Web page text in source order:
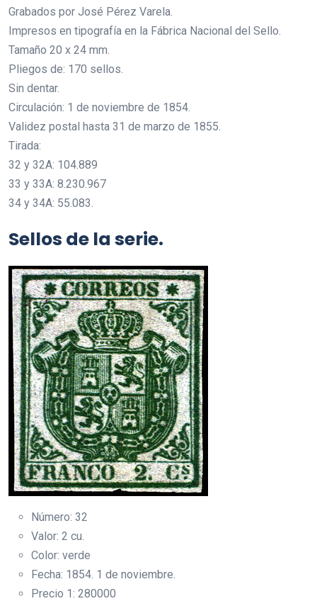
Grabados por José Pérez Varela.
Impresos en tipografía en la Fábrica Nacional del Sello.
Tamaño 20 x 24 mm.
Pliegos de: 170 sellos.
Sin dentar.
Circulación: 1 de noviembre de 1854.
Validez postal hasta 31 de marzo de 1855.
Tirada:
32 y 32A: 104.889
33 y 33A: 8.230.967
34 y 34A: 55.083.
Sellos de la serie.
Número: 32
Valor: 2 cu.
Color: verde
Fecha: 1854. 1 de noviembre.
Precio 1: 280000